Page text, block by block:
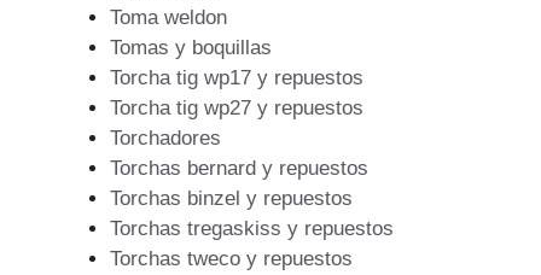
Toma weldon
Tomas y boquillas
Torcha tig wp17 y repuestos
Torcha tig wp27 y repuestos
Torchadores
Torchas bernard y repuestos
Torchas binzel y repuestos
Torchas tregaskiss y repuestos
Torchas tweco y repuestos